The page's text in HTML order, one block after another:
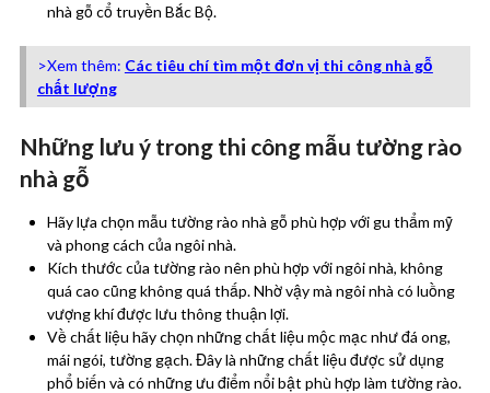
nhà gỗ cổ truyền Bắc Bộ.
>Xem thêm: Các tiêu chí tìm một đơn vị thi công nhà gỗ
chất lượng
Những lưu ý trong thi công mẫu tường rào
nhà gỗ
Hãy lựa chọn mẫu tường rào nhà gỗ phù hợp với gu thẩm mỹ
và phong cách của ngôi nhà.
Kích thước của tường rào nên phù hợp với ngôi nhà, không
quá cao cũng không quá thấp. Nhờ vậy mà ngôi nhà có luồng
vượng khí được lưu thông thuận lợi.
Về chất liệu hãy chọn những chất liệu mộc mạc như đá ong,
mái ngói, tường gạch. Đây là những chất liệu được sử dụng
phổ biến và có những ưu điểm nổi bật phù hợp làm tường rào.